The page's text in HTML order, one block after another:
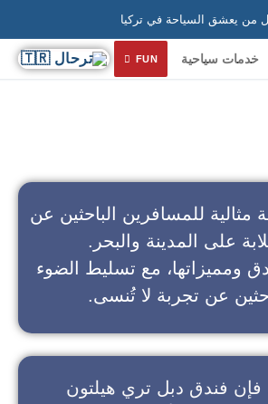
خدمات سياحية FUN
للمسافرين الباحثين عن
على المدينة والبحر.
ومميزاتها، مع تسليط الضوء
عن تجربة لا تُنسى.
فإن فندق دبل تري هيلتون